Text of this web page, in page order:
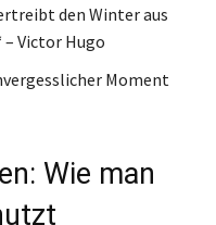
den Winter aus
Victor Hugo
Moment
Wie man